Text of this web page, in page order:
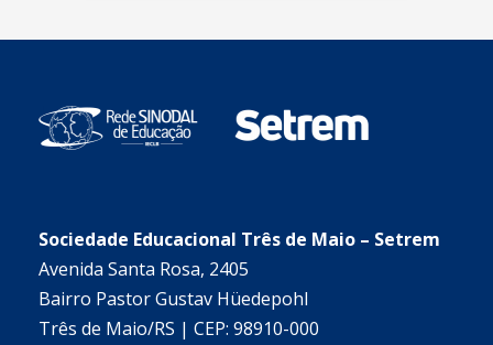
Sociedade Educacional Três de Maio – Setrem
Avenida Santa Rosa, 2405
Bairro Pastor Gustav Hüedepohl
Três de Maio/RS | CEP: 98910-000